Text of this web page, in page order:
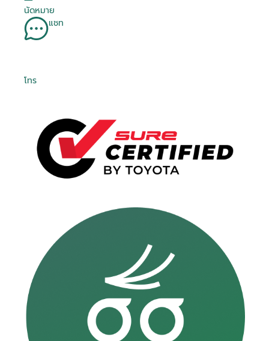
นัดหมาย
แชท
โทร